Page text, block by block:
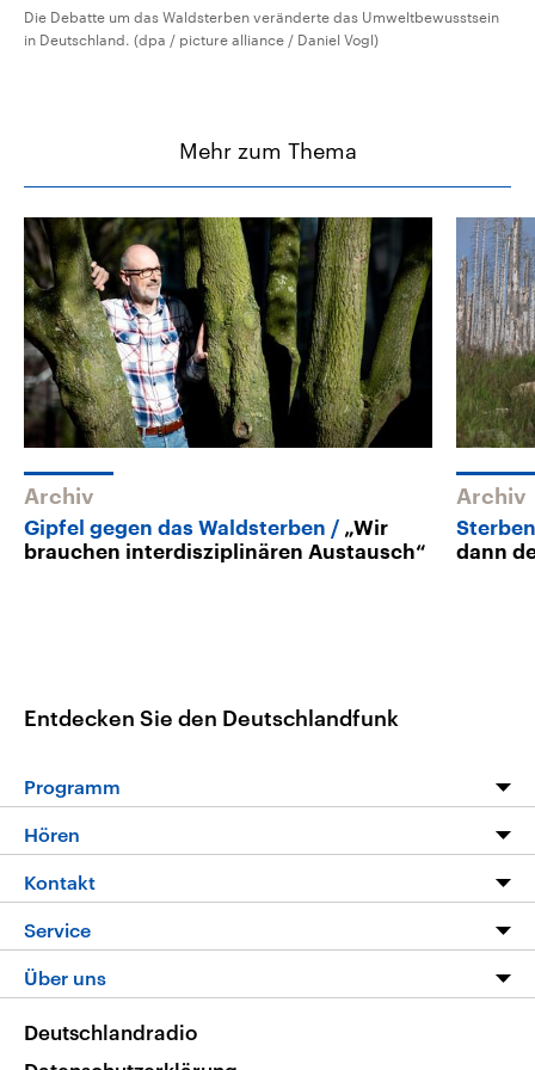
Die Debatte um das Waldsterben veränderte das Umweltbewusstsein
in Deutschland. (dpa / picture alliance / Daniel Vogl)
Mehr zum Thema
Archiv
Gipfel gegen das Waldsterben
„Wir
brauchen interdisziplinären Austausch“
Archiv
dann
Entdecken Sie den Deutschlandfunk
Programm
Programm
Die Nachrichten
Nachrichtenleicht
Neue Beiträge auf dlf.de
Hören
Livestream
Podcasts
Deutschlandfunk App
Nachrichten App
Kontakt
Hörerservice
Service
FAQ
Veranstaltungen
Über uns
Deutschlandradio